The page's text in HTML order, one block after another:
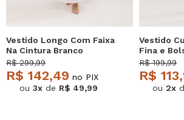
Vestido Longo Com Faixa
Na Cintura Branco
Salvatore
R$ 299,99
R$ 142,49 no PIX
ou 3x de R$ 49,99
Vestido
Fina e
Salvatore
R$ 199,99
R$
ou 2x